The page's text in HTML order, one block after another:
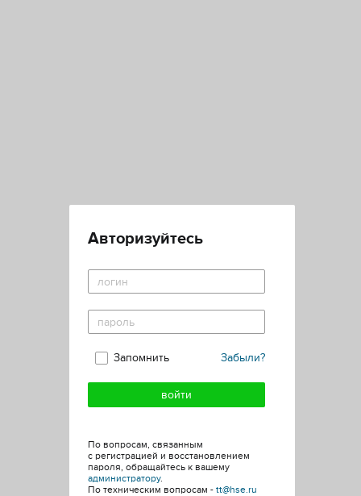
Авторизуйтесь
Забыли?
Запомнить
По вопросам, связанным
с регистрацией и восстановлением
пароля, обращайтесь к вашему
администратору.
По техническим вопросам - tt@hse.ru